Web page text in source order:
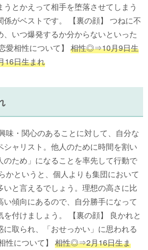
とかえって相手を堕落させてしまう
係がベストです。 【裏の顔】 つねに不
、いつ爆発するか分からないといった
相性について】 相性◎⇒10月9日生
日生まれ
味・関心のあることに対して、自分な
シャリスト。他人のために時間を割い
のため」になることを率先して行動で
かというと、個人よりも集団において
いと言えるでしょう。理想の高さに比
い傾向にあるので、自分勝手になって
を付けましょう。 【裏の顔】 良かれと
に取られ、「おせっかい」に思われる
について】 相性◎⇒2月16日生ま